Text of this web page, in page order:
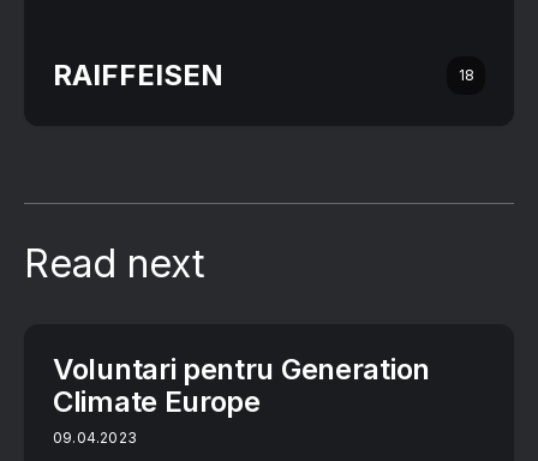
RAIFFEISEN 18
Read next
Voluntari pentru Generation
Climate Europe
09.04.2023